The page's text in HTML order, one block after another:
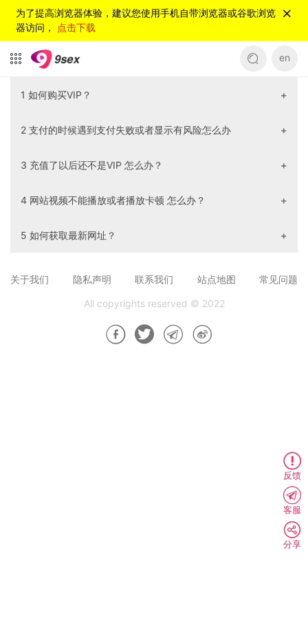
为了提高浏览器体验，建议您使用手机自带浏览器或谷歌浏览
器访问， 点击下载
en
1 如何购买VIP？
即开通--->选择支付支付方式和支付渠道--->点击支付
2 支付的时候遇到支付失败或者显示有风险怎么办
3 充值了以后还不是VIP 怎么办？
用户名 和 支付截图发送给客服。
4 网站视频不能播放或者播放卡顿 怎么办？
上方法都不行的话 请联系在线客服 或者 点击反馈按钮进行反
5 如何获取最新网址？
反馈
客服
分享
关于我们 隐私声明 联系我们 站点地图 常见问题
All copyrights reserved © 2022